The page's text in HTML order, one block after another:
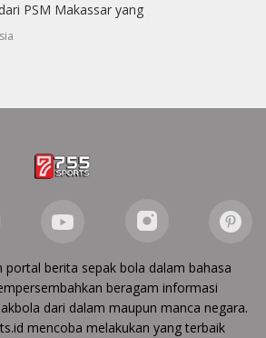
PSM Makassar yang
portal berita sepak bola dalam bahasa
beragam informasi
dari dalam maupun manca negara.
mencoba melakukan yang terbaik